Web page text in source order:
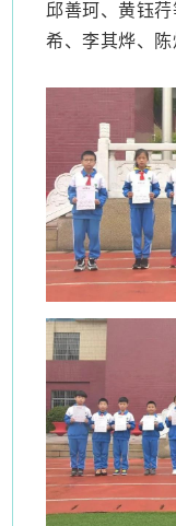
邱善珂、黄钰
希、李其烨、陈